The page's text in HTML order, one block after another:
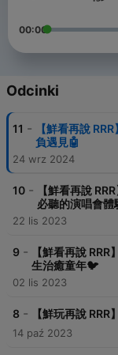
00:00
Odcinki
11 -
【鮮看再說
負遇見🤖
24 wrz 2024
10 -
【鮮看再說
必聽的演唱會體
22 lis 2023
9 -
【鮮看再說
生治癒童年🐦
02 lis 2023
8 - 【鮮玩再說
14 paź 2023